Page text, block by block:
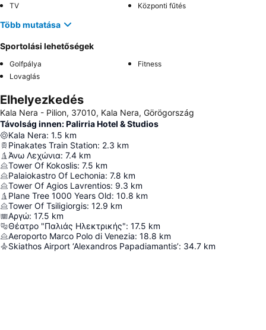
TV
Központi fűtés
Több mutatása
Sportolási lehetőségek
Golfpálya
Fitness
Lovaglás
Elhelyezkedés
Kala Nera - Pilion, 37010, Kala Nera, Görögország
Távolság innen: Palirria Hotel & Studios
Kala Nera: 1.5 km
Pinakates Train Station: 2.3 km
Άνω Λεχώνια: 7.4 km
Tower Of Kokoslis: 7.5 km
Palaiokastro Of Lechonia: 7.8 km
Tower Of Agios Lavrentios: 9.3 km
Plane Tree 1000 Years Old: 10.8 km
Tower Of Tsiligiorgis: 12.9 km
Αργώ: 17.5 km
Θέατρο "Παλιάς Ηλεκτρικής": 17.5 km
Aeroporto Marco Polo di Venezia: 18.8 km
Skiathos Airport ‘Alexandros Papadiamantis’: 34.7 km